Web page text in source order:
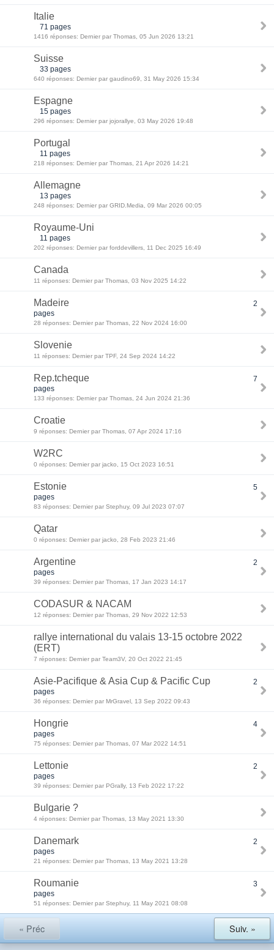
Italie
71 pages
1416 réponses: Dernier par Thomas, 05 Jun 2026 13:21
Suisse
33 pages
640 réponses: Dernier par gaudino69, 31 May 2026 15:34
Espagne
15 pages
296 réponses: Dernier par jojorallye, 03 May 2026 19:48
Portugal
11 pages
218 réponses: Dernier par Thomas, 21 Apr 2026 14:21
Allemagne
13 pages
248 réponses: Dernier par GRID.Media, 09 Mar 2026 00:05
Royaume-Uni
11 pages
202 réponses: Dernier par forddevillers, 11 Dec 2025 16:49
Canada
11 réponses: Dernier par Thomas, 03 Nov 2025 14:22
Madeire
2
pages
28 réponses: Dernier par Thomas, 22 Nov 2024 16:00
Slovenie
11 réponses: Dernier par TPF, 24 Sep 2024 14:22
Rep.tcheque
7
pages
133 réponses: Dernier par Thomas, 24 Jun 2024 21:36
Croatie
9 réponses: Dernier par Thomas, 07 Apr 2024 17:16
W2RC
0 réponses: Dernier par jacko, 15 Oct 2023 16:51
Estonie
5
pages
83 réponses: Dernier par Stephuy, 09 Jul 2023 07:07
Qatar
0 réponses: Dernier par jacko, 28 Feb 2023 21:46
Argentine
2
pages
39 réponses: Dernier par Thomas, 17 Jan 2023 14:17
CODASUR & NACAM
12 réponses: Dernier par Thomas, 29 Nov 2022 12:53
rallye international du valais 13-15 octobre 2022
(ERT)
7 réponses: Dernier par Team3V, 20 Oct 2022 21:45
Asie-Pacifique & Asia Cup & Pacific Cup
2
pages
36 réponses: Dernier par MrGravel, 13 Sep 2022 09:43
Hongrie
4
pages
75 réponses: Dernier par Thomas, 07 Mar 2022 14:51
Lettonie
2
pages
39 réponses: Dernier par PGrally, 13 Feb 2022 17:22
Bulgarie ?
4 réponses: Dernier par Thomas, 13 May 2021 13:30
Danemark
2
pages
21 réponses: Dernier par Thomas, 13 May 2021 13:28
Roumanie
3
pages
51 réponses: Dernier par Stephuy, 11 May 2021 08:08
« Préc Suiv. »